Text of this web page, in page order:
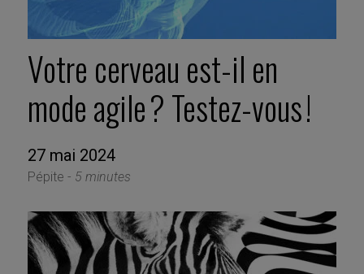
Votre cerveau est-il en
mode agile ? Testez-vous !
27 mai 2024
Pépite - 5 minutes